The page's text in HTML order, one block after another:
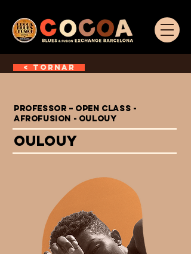
< TORNAR
PROFESSOR – OPEN CLASS -
AFROFUSION - OULOUY
OULOUY